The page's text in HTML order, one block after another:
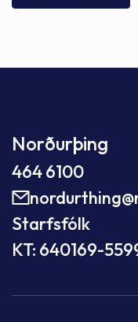
Norðurþing
464 6100
Starfsfólk
KT: 640169-